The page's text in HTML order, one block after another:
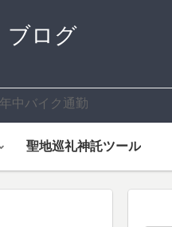
ログ
中バイク通勤
聖地巡礼神託ツール